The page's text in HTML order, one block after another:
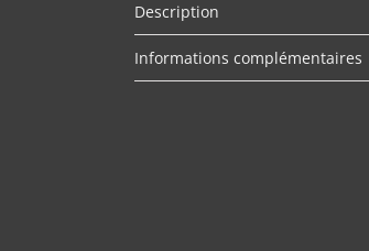
Description
Informations complémentaires